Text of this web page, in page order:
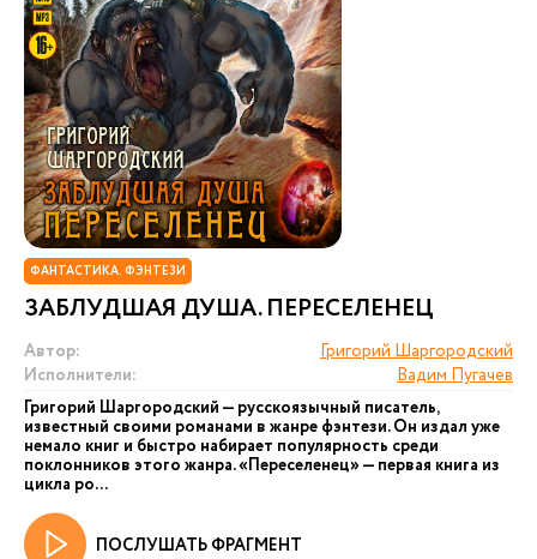
ФАНТАСТИКА. ФЭНТЕЗИ
ЗАБЛУДШАЯ ДУША. ПЕРЕСЕЛЕНЕЦ
Автор:
Григорий Шаргородский
Исполнители:
Вадим Пугачев
Григорий Шаргородский — русскоязычный писатель,
известный своими романами в жанре фэнтези. Он издал уже
немало книг и быстро набирает популярность среди
поклонников этого жанра. «Переселенец» — первая книга из
цикла ро...
ПОСЛУШАТЬ ФРАГМЕНТ